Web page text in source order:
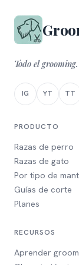
Todo el
IG YT TT
PRODUCTO
Razas de perro
Razas de gato
Por tipo de
Guías de corte
Planes
RECURSOS
Aprender